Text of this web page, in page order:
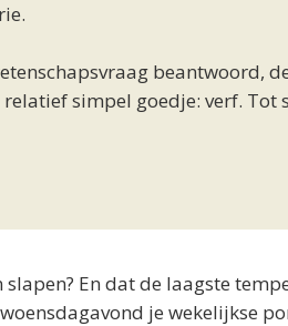
beantwoord,
simpel goedje: verf.
En dat de laagste
je wekelijkse